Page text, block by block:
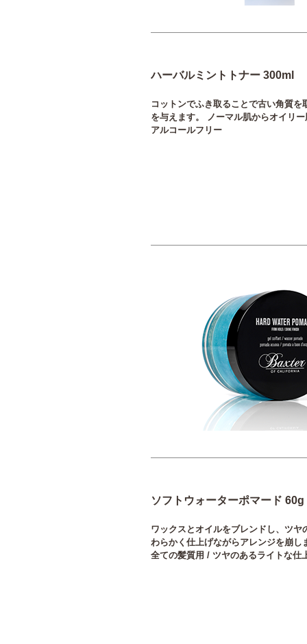
ハーバルミントトナー 300ml
コットンでふき取ることで古い角質
を与えます。 ノーマル肌からオイリ
アルコールフリー
ソフトウォーターポマード 60g
ワックスとオイルをブレンドし、ツ
わらかく仕上げながらアレンジを崩し
全ての髪質用 / ツヤのあるライトな仕